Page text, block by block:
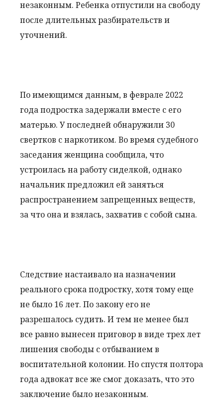
незаконным. Ребенка отпустили на свободу
после длительных разбирательств и
уточнений.
По имеющимся данным, в феврале 2022
года подростка задержали вместе с его
матерью. У последней обнаружили 30
свертков с наркотиком. Во время судебного
заседания женщина сообщила, что
устроилась на работу сиделкой, однако
начальник предложил ей заняться
распространением запрещенных веществ,
за что она и взялась, захватив с собой сына.
Следствие настаивало на назначении
реального срока подростку, хотя тому еще
не было 16 лет. По закону его не
разрешалось судить. И тем не менее был
все равно вынесен приговор в виде трех лет
лишения свободы с отбыванием в
воспитательной колонии. Но спустя полтора
года адвокат все же смог доказать, что это
заключение было незаконным.